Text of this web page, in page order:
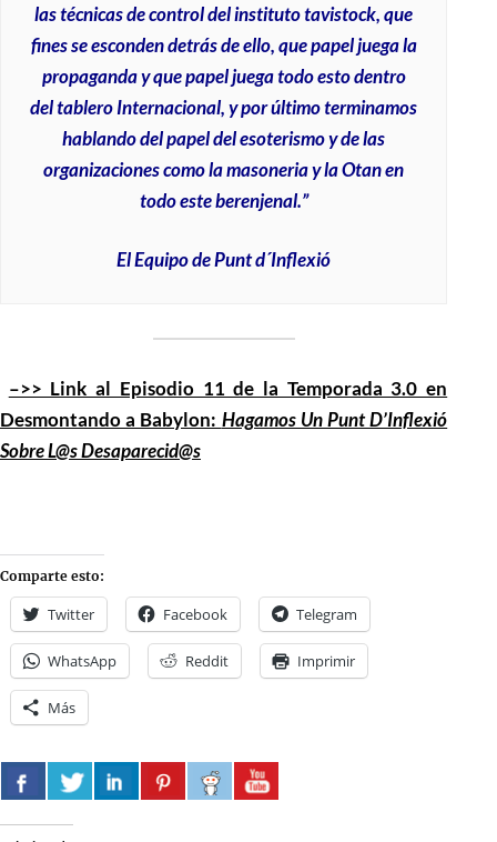
las técnicas de control del instituto tavistock, que
fines se esconden detrás de ello, que papel juega la
propaganda y que papel juega todo esto dentro
del tablero Internacional, y por último terminamos
hablando del papel del esoterismo y de las
organizaciones como la masoneria y la Otan en
todo este berenjenal.”
El Equipo de Punt d´Inflexió
–>> Link al Episodio 11 de la Temporada 3.0 en
Desmontando a Babylon: Hagamos Un Punt D’Inflexió
Sobre L@s Desaparecid@s
Comparte esto:
Twitter Facebook Telegram
WhatsApp Reddit Imprimir
Más